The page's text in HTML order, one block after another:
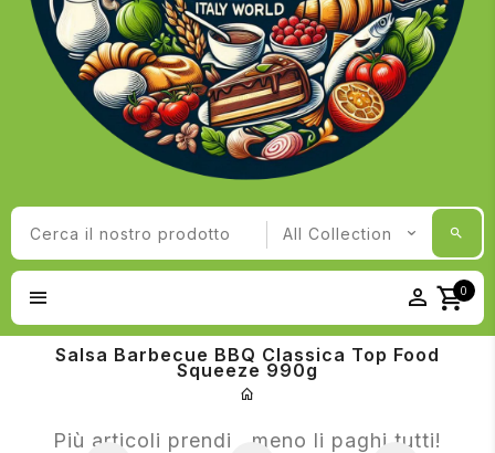
0
Salsa Barbecue BBQ Classica Top Food
Squeeze 990g
Più articoli prendi , meno li paghi tutti!